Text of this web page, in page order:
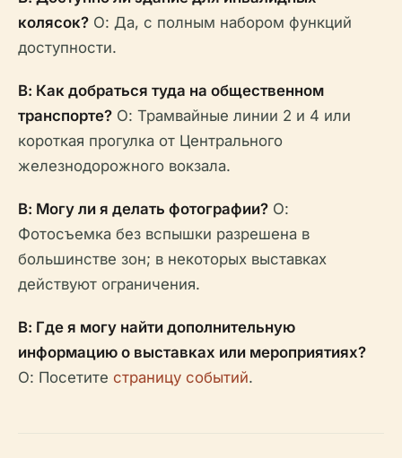
колясок? О: Да, с полным набором функций
доступности.
В: Как добраться туда на общественном
транспорте? О: Трамвайные линии 2 и 4 или
короткая прогулка от Центрального
железнодорожного вокзала.
В: Могу ли я делать фотографии? О:
Фотосъемка без вспышки разрешена в
большинстве зон; в некоторых выставках
действуют ограничения.
В: Где я могу найти дополнительную
информацию о выставках или мероприятиях?
О: Посетите страницу событий.